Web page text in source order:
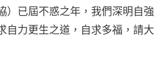
）已屆不惑之年，我們深明自強
自力更生之道，自求多福，請大